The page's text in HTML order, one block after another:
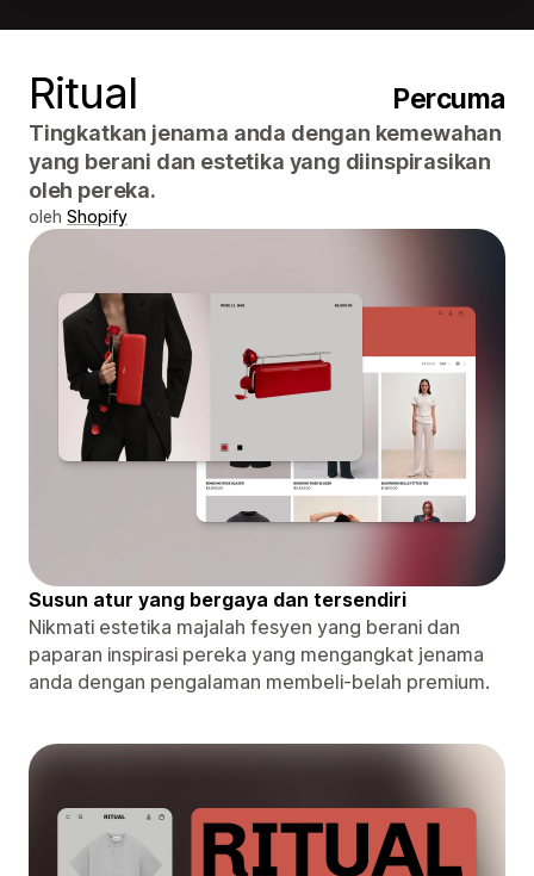
Ritual Percuma
Tingkatkan jenama anda dengan kemewahan
yang berani dan estetika yang diinspirasikan
oleh pereka.
oleh Shopify
Susun atur yang bergaya dan tersendiri
Nikmati estetika majalah fesyen yang berani dan
paparan inspirasi pereka yang mengangkat jenama
anda dengan pengalaman membeli-belah premium.